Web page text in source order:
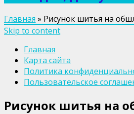
Главная » Рисунок шитья на
Skip to content
Главная
Карта сайта
Политика
Пользовательское
Рисунок шитья на